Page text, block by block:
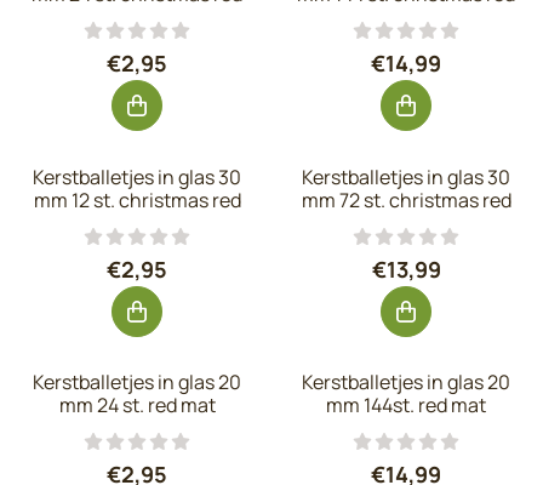
Prijs: 2,95, exclusief btw: 2,44
€2,95 Prijs: 14,99,
€14,99
Kerstballetjes in glas 30
mm 12 st. christmas red
Prijs: 2,95, exclusief btw: 2,44
€2,95
Kerstballetjes in glas 30
mm 72 st. christmas red
Prijs: 13,99,
€13,99
Kerstballetjes in glas 20
mm 24 st. red mat
Prijs: 2,95, exclusief btw: 2,44
€2,95
Kerstballetjes in glas 20
mm 144st. red mat
Prijs: 14,99,
€14,99